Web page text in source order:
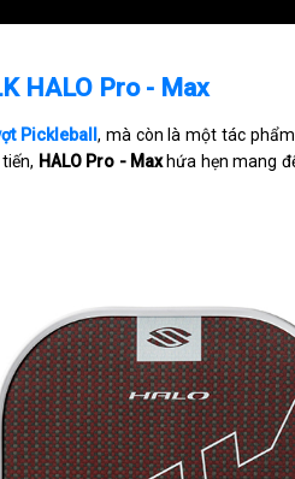
HALO Pro - Max
Pickleball, mà còn là một tác
HALO Pro - Maxhứa hẹn mang